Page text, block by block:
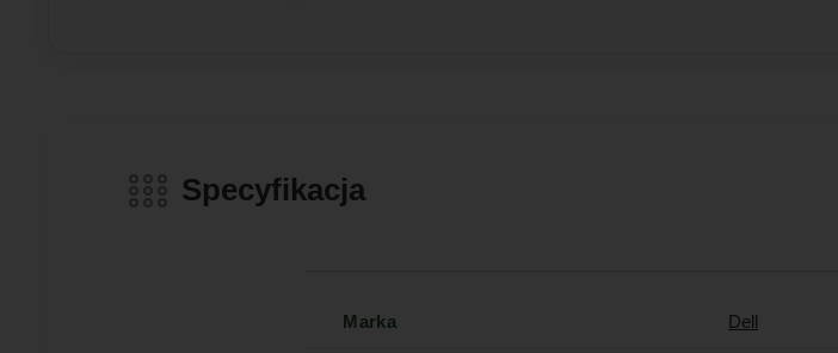
Specyfikacja
Marka Dell